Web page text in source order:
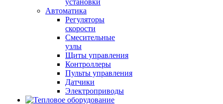
установки
Автоматика
Регуляторы
скорости
Смесительные
узлы
Щиты управления
Контроллеры
Пульты управления
Датчики
Электроприводы